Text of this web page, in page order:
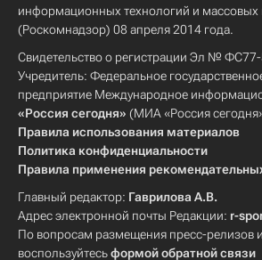
информационных технологий и
(Роскомнадзор) 08 апреля 2014 года.
Свидетельство о регистрации Эл №
Учредитель: Федеральное
предприятие Международное
«Россия сегодня» (МИА «Россия
Правила использования материалов
Политика конфиденциальности
Правила применения
Главный редактор: Гаврилова А.В.
Адрес электронной почты Редакции: r-
По вопросам размещения пресс-релизов
воспользуйтесьформой обратной связи